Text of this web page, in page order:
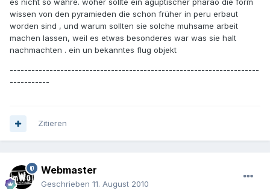
es nicht so währe. woher sollte ein agüptischer pharao die form
wissen von den pyramieden die schon früher in peru erbaut
worden sind , und warum sollten sie solche muhsame arbeit
machen lassen, weil es etwas besonderes war was sie halt
nachmachten . ein un bekanntes flug objekt
---------------------------------------------------------------------
-----------
Zitieren
Webmaster
Geschrieben 11. August 2010